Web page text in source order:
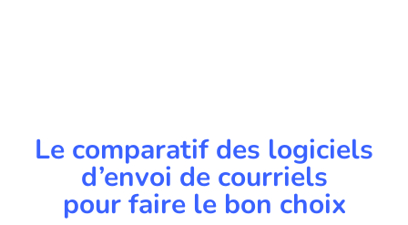
Le comparatif des logiciels
d’envoi de courriels
pour faire le bon choix